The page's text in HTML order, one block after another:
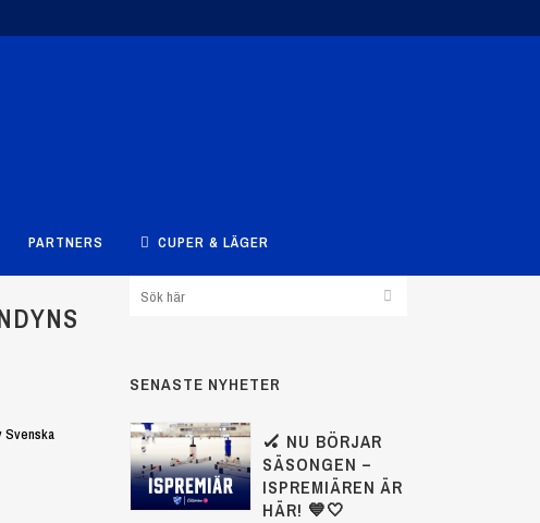
PARTNERS CUPER & LÄGER
Svenska
SENASTE NYHETER
🏑 NU BÖRJAR
SÄSONGEN –
ISPREMIÄREN ÄR
HÄR! 💙🤍